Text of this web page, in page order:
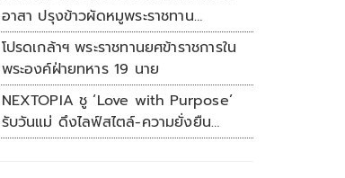
อาสา ปรุงข้าวผัดหมูพระราชทาน
ประชาชน
โปรดเกล้าฯ พระราชทานยศข้าราชการใน
พระองค์ฝ่ายทหาร 19 นาย
NEXTOPIA ชู ‘Love with Purpose’
รับวันแม่ ดึงไลฟ์สไตล์-ความยั่งยืน
สร้างประสบการณ์ช้อปปิงมีความหมาย